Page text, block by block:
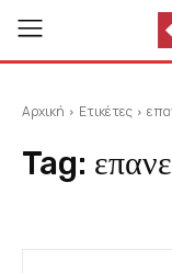
Αρχική Ετικέτες
Tag: